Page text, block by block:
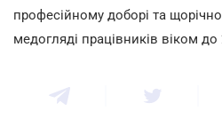
професійному доборі та
медогляді працівників віком до